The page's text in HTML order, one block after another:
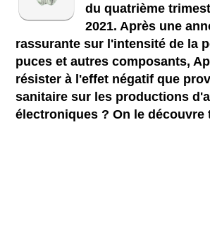
du quatrième
2021. Après une
rassurante sur l'intensité de la
puces et autres composants,
résister à l'effet négatif que
sanitaire sur les productions
électroniques ? On le découvre